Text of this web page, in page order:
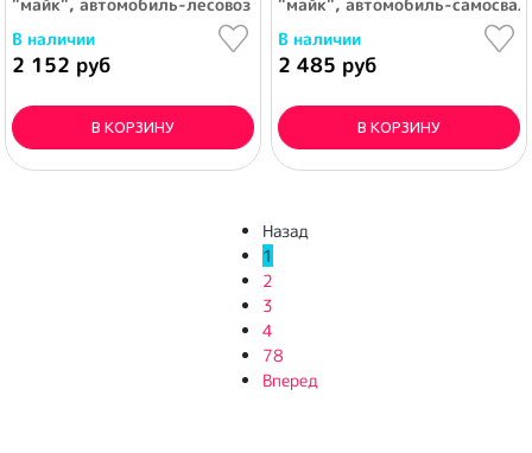
В наличии
2 152 руб
В КОРЗИНУ
В наличии
2 485 руб
В КОРЗИНУ
Назад
1
2
3
4
78
Вперед